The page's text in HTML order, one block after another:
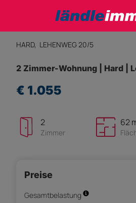
HARD, LEHENWEG 20/5
2 Zimmer-Wohnung | Hard |
€ 1.055
2
Zimmer
62
Preise
Gesamtbelastung